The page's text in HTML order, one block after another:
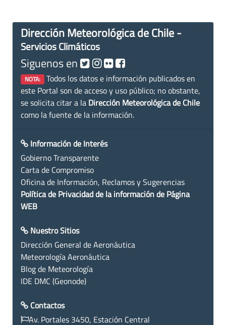
Dirección Meteorológica de Chile -
Servicios Climáticos
Siguenos en
NOTA: Todos los datos e información publicados en
este Portal son de acceso y uso público; no obstante,
se solicita citar a la Dirección Meteorológica de Chile
como la fuente de la información.
Información de Interés
Gobierno Transparente
Carta de Compromiso
Oficina de Información, Reclamos y Sugerencias
Política de Privacidad de la información de Página
WEB
Nuestro Sitios
Dirección General de Aeronáutica
Meteorología Aeronáutica
Blog de Meteorología
IDE DMC (Geonode)
Contactos
Av. Portales 3450, Estación Central